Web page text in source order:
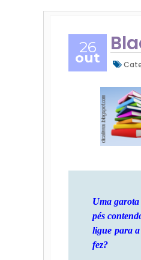
26
out
Uma
pés
ligue para
fez?